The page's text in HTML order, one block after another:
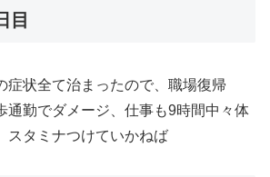
目
症状全て治まったので、職場復帰
通勤でダメージ、仕事も9時間中々体
スタミナつけていかねば